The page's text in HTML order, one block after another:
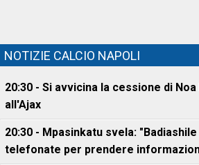
NOTIZIE CALCIO NAPOLI
20:30 - Si avvicina la cessione di
all'Ajax
20:30 - Mpasinkatu svela:
telefonate per prendere